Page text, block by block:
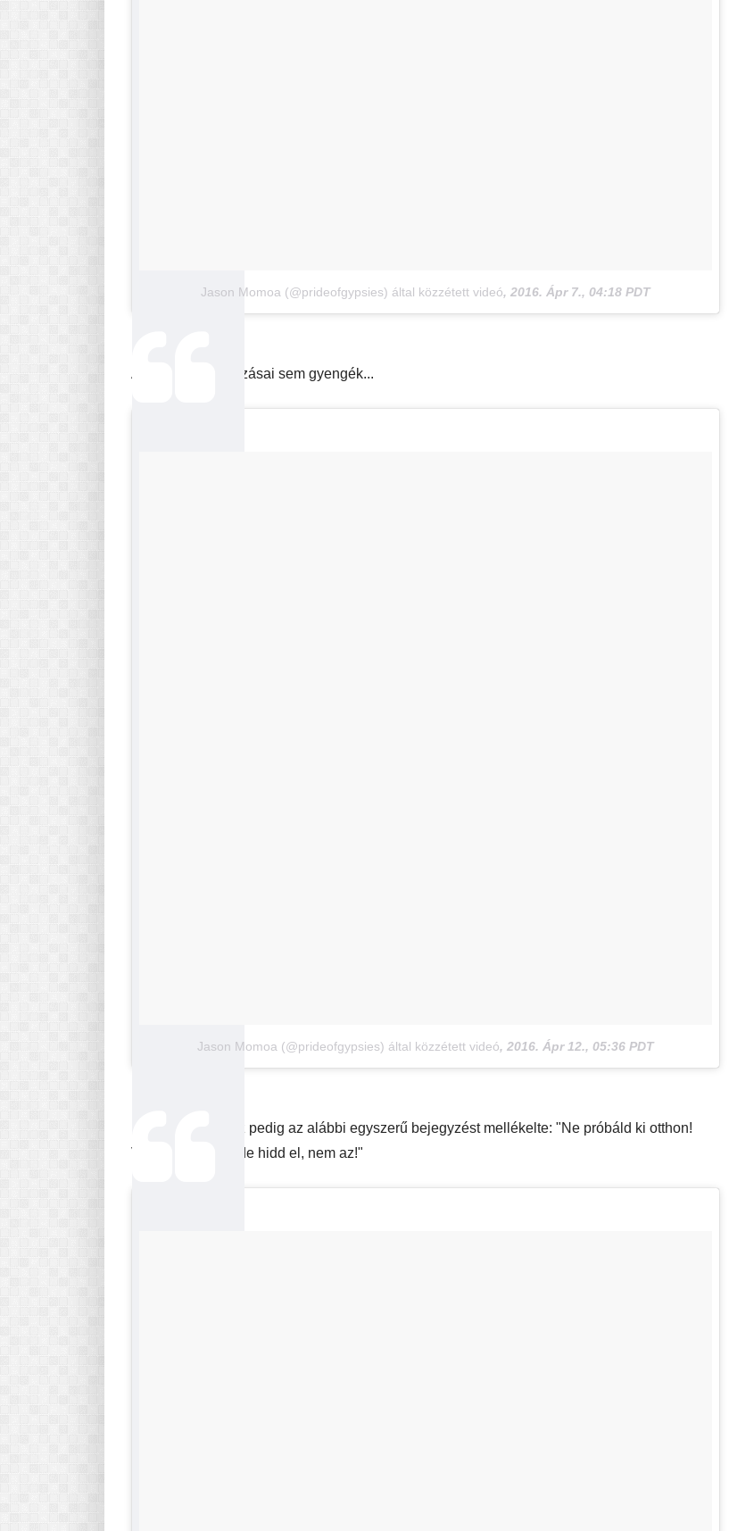
Jason Momoa (@prideofgypsies) által közzétett videó, 2016. Ápr 7., 04:18 PDT
Az egykaros lehúzásai sem gyengék...
Jason Momoa (@prideofgypsies) által közzétett videó, 2016. Ápr 12., 05:36 PDT
Ehhez a videóhoz pedig az alábbi egyszerű bejegyzést mellékelte: "Ne próbáld ki otthon!
Viccesnek tűnik, de hidd el, nem az!"